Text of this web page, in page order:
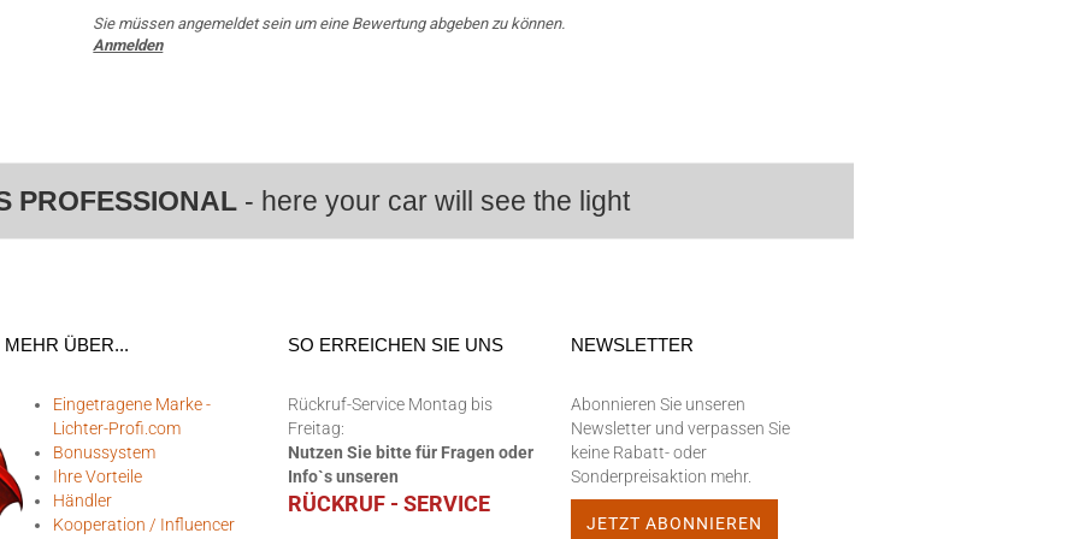
Sie müssen angemeldet sein um eine Bewertung abgeben zu können.
Anmelden
PROFESSIONAL- here your car will see the light
MEHR ÜBER...
Eingetragene Marke -
Lichter-Profi.com
Bonussystem
Ihre Vorteile
Händler
Kooperation / Influencer
SO ERREICHEN SIE UNS
Rückruf-Service Montag bis
Freitag:
Nutzen Sie bitte für Fragen oder
Info`s unseren
RÜCKRUF - SERVICE
NEWSLETTER
Abonnieren Sie unseren
Newsletter und verpassen Sie
keine Rabatt- oder
Sonderpreisaktion mehr.